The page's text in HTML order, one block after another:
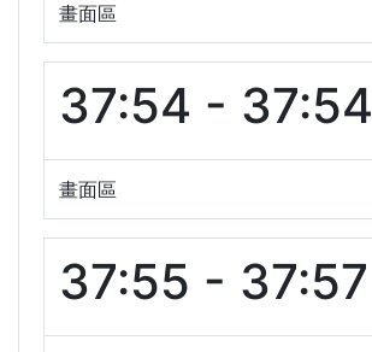
畫面區
37:54 - 37:54
畫面區
37:55 - 37:57